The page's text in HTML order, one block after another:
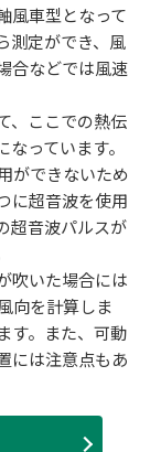
風車型となって
測定ができ、風
合などでは風速
、ここでの熱伝
っています。
ができないため
に超音波を使用
超音波パルスが
吹いた場合には
向を計算しま
す。また、可動
には注意点もあ